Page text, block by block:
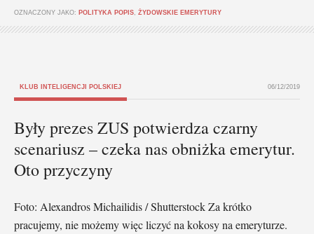
OZNACZONY JAKO: POLITYKA POPIS ŻYDOWSKIE EMERYTURY
KLUB INTELIGENCJI POLSKIEJ 06/12/2019
Były prezes ZUS potwierdza czarny
scenariusz – czeka nas obniżka emerytur.
Oto przyczyny
Foto: Alexandros Michailidis / Shutterstock Za krótko
pracujemy, nie możemy więc liczyć na kokosy na emeryturze.